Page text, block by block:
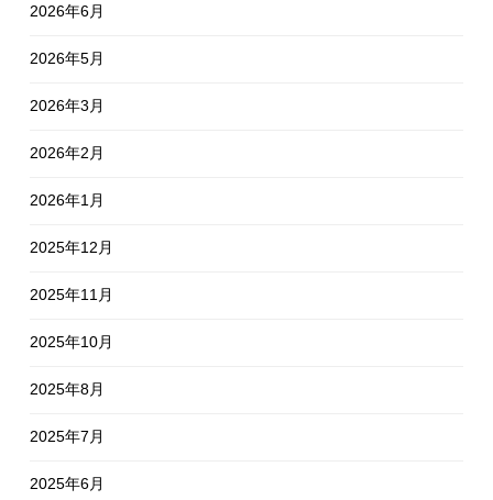
2026年6月
2026年5月
2026年3月
2026年2月
2026年1月
2025年12月
2025年11月
2025年10月
2025年8月
2025年7月
2025年6月